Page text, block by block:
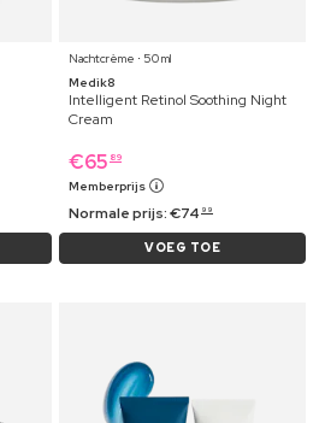
Nachtcrème ⋅ 50 ml
Medik8
Intelligent Retinol Soothing Night
Cream
€65 89
Memberprijs
Normale prijs:€74 99
VOEG TOE